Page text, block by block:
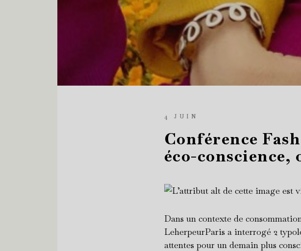
4 JUIN
Conférence
éco-conscience,
Dans un contexte de
LeherpeurParis a interrogé 2
attentes pour un demain plus